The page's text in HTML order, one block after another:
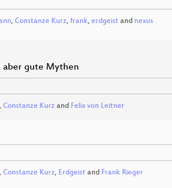
, Constanze Kurz, frank, erdgeist and nexus
aber gute Mythen
, Constanze Kurz and Felix von Leitner
, Constanze Kurz, Erdgeist and Frank Rieger